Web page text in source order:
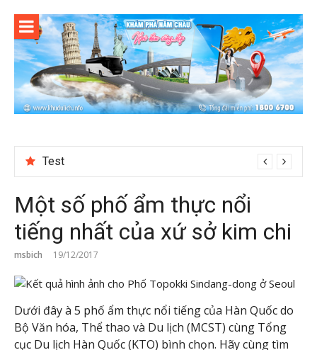
content
Test
Một số phố ẩm thực nổi
tiếng nhất của xứ sở kim chi
msbich 19/12/2017
Dưới đây à 5 phố ẩm thực nổi tiếng của Hàn Quốc do
Bộ Văn hóa, Thể thao và Du lịch (MCST) cùng Tổng
cục Du lịch Hàn Quốc (KTO) bình chọn. Hãy cùng tìm